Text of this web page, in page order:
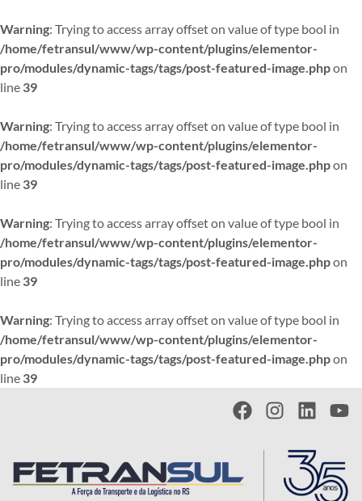
Warning: Trying to access array offset on value of type bool in
/home/fetransul/www/wp-content/plugins/elementor-
pro/modules/dynamic-tags/tags/post-featured-image.phpon
line 39
Warning: Trying to access array offset on value of type bool in
/home/fetransul/www/wp-content/plugins/elementor-
pro/modules/dynamic-tags/tags/post-featured-image.phpon
line 39
Warning: Trying to access array offset on value of type bool in
/home/fetransul/www/wp-content/plugins/elementor-
pro/modules/dynamic-tags/tags/post-featured-image.phpon
line 39
Warning: Trying to access array offset on value of type bool in
/home/fetransul/www/wp-content/plugins/elementor-
pro/modules/dynamic-tags/tags/post-featured-image.phpon
line 39